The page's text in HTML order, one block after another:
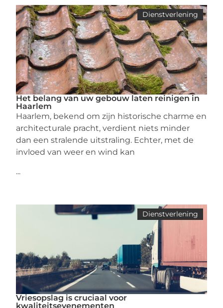
Dienstverlening
Het belang van uw gebouw laten reinigen in
Haarlem
Haarlem, bekend om zijn historische charme en
architecturale pracht, verdient niets minder
dan een stralende uitstraling. Echter, met de
invloed van weer en wind kan
...
Dienstverlening
Vriesopslag is cruciaal voor
kwaliteitsevenementen